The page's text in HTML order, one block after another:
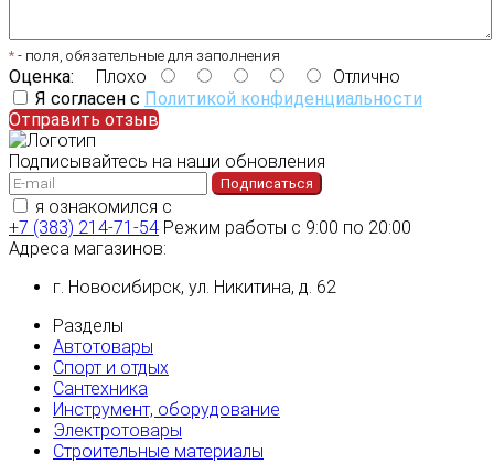
* - поля, обязательные для заполнения
Оценка: Плохо
Отлично
Я согласен с Политикой конфиденциальности
Отправить отзыв
Подписывайтесь на наши обновления
Подписаться
я ознакомился с
+7 (383) 214-71-54 Режим работы с 9:00 по 20:00
Адреса магазинов:
г. Новосибирск, ул. Никитина, д. 62
Разделы
Автотовары
Спорт и отдых
Сантехника
Инструмент, оборудование
Электротовары
Строительные материалы